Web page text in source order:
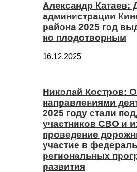
Александр Катаев:
администрации
района 2025 год
но плодотворным
16.12.2025
Николай Костров:
направлениями
2025 году стали
участников СВО и
проведение
участие в
региональных
развития